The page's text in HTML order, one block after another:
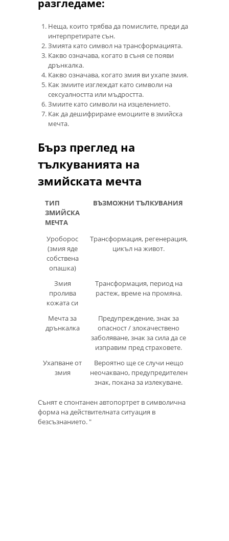
разгледаме:
Неща, които трябва да помислите, преди да
интерпретирате сън.
Змията като символ на трансформацията.
Какво означава, когато в съня се появи
дрънкалка.
Какво означава, когато змия ви ухапе змия.
Как змиите изглеждат като символи на
сексуалността или мъдростта.
Змиите като символи на изцелението.
Как да дешифрираме емоциите в змийска
мечта.
Бърз преглед на
тълкуванията на
змийската мечта
ТИП
ЗМИЙСКА
МЕЧТА
ВЪЗМОЖНИ ТЪЛКУВАНИЯ
Уроборос
(змия яде
собствена
опашка)
Трансформация, регенерация,
цикъл на живот.
Змия
пролива
кожата си
Трансформация, период на
растеж, време на промяна.
Мечта за
дрънкалка
Предупреждение, знак за
опасност / злокачествено
заболяване, знак за сила да се
изправим пред страховете.
Ухапване от
змия
Вероятно ще се случи нещо
неочаквано, предупредителен
знак, покана за излекуване.
Сънят е спонтанен автопортрет в символична
форма на действителната ситуация в
безсъзнанието. "